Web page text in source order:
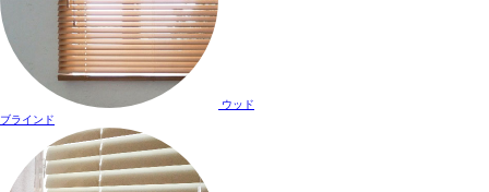
ウッド
ブラインド